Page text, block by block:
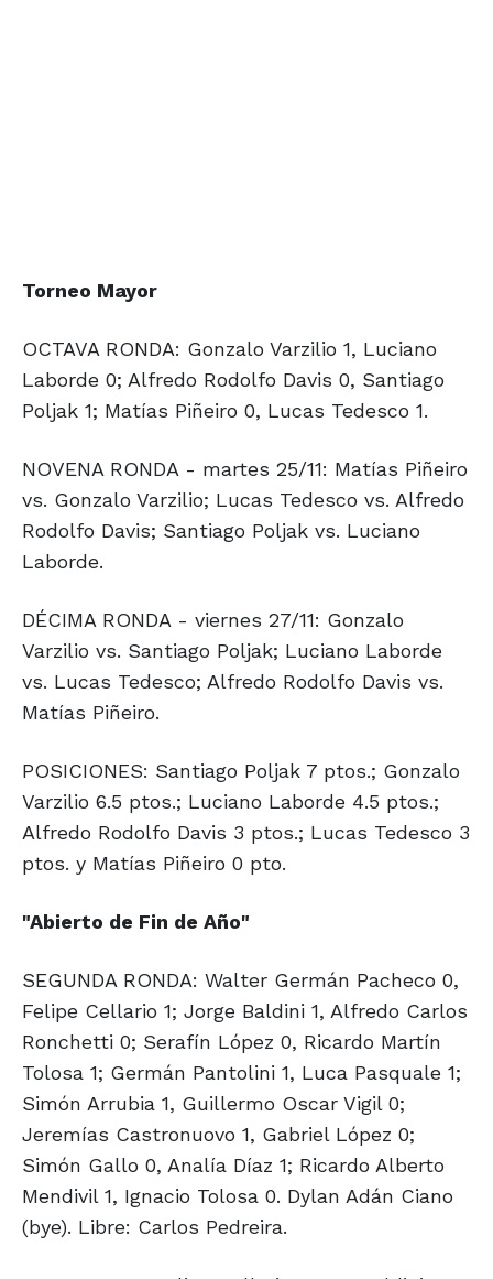
Torneo Mayor
OCTAVA RONDA: Gonzalo Varzilio 1, Luciano
Laborde 0; Alfredo Rodolfo Davis 0, Santiago
Poljak 1; Matías Piñeiro 0, Lucas Tedesco 1.
NOVENA RONDA - martes 25/11: Matías Piñeiro
vs. Gonzalo Varzilio; Lucas Tedesco vs. Alfredo
Rodolfo Davis; Santiago Poljak vs. Luciano
Laborde.
DÉCIMA RONDA - viernes 27/11: Gonzalo
Varzilio vs. Santiago Poljak; Luciano Laborde
vs. Lucas Tedesco; Alfredo Rodolfo Davis vs.
Matías Piñeiro.
POSICIONES: Santiago Poljak 7 ptos.; Gonzalo
Varzilio 6.5 ptos.; Luciano Laborde 4.5 ptos.;
Alfredo Rodolfo Davis 3 ptos.; Lucas Tedesco 3
ptos. y Matías Piñeiro 0 pto.
"Abierto de Fin de Año"
SEGUNDA RONDA: Walter Germán Pacheco 0,
Felipe Cellario 1; Jorge Baldini 1, Alfredo Carlos
Ronchetti 0; Serafín López 0, Ricardo Martín
Tolosa 1; Germán Pantolini 1, Luca Pasquale 1;
Simón Arrubia 1, Guillermo Oscar Vigil 0;
Jeremías Castronuovo 1, Gabriel López 0;
Simón Gallo 0, Analía Díaz 1; Ricardo Alberto
Mendivil 1, Ignacio Tolosa 0. Dylan Adán Ciano
(bye). Libre: Carlos Pedreira.